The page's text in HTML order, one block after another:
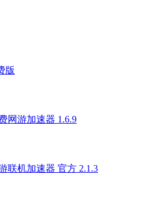
版
网游加速器 1.6.9
联机加速器 官方 2.1.3